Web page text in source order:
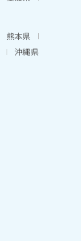
熊本県
沖縄県